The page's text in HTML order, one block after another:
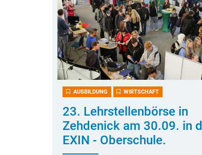
AUSBILDUNG WIRTSCHAFT
23. Lehrstellenbörse in
Zehdenick am 30.09. in
EXIN - Oberschule.